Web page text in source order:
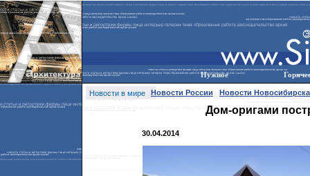
Нужное
Новости в мире Новости России Новости Новосибирска
Дом-оригами
30.04.2014